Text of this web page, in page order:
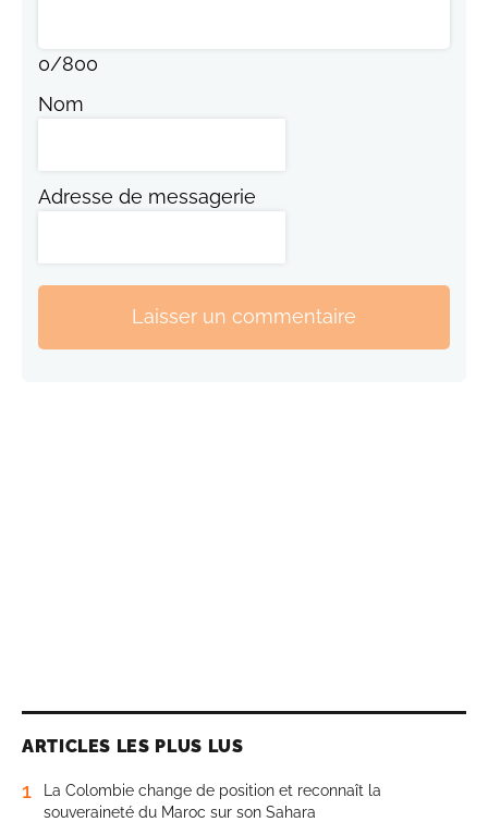
0/800
Nom
Adresse de messagerie
Laisser un commentaire
ARTICLES LES PLUS LUS
1
La Colombie change de position et reconnaît la
souveraineté du Maroc sur son Sahara